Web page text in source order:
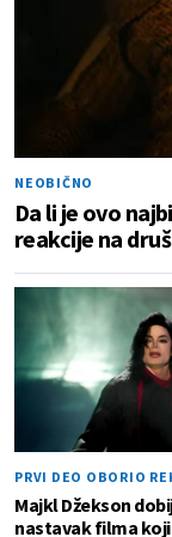
NEOBIČNO
Da li je ovo
reakcije na
PRVI DEO OBORIO
Majkl Džekson
nastavak filma